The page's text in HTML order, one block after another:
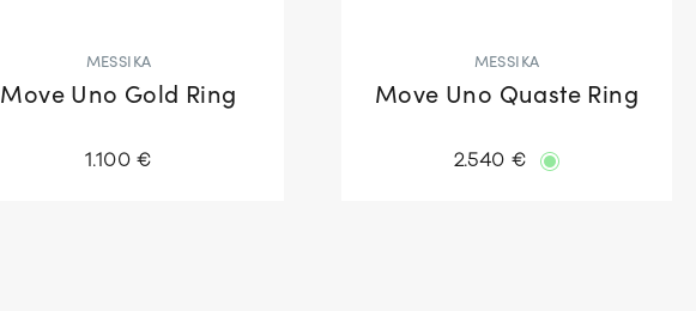
MESSIKA
Move Uno Gold Ring
1.100 €
MESSIKA
Move Uno Quaste Ring
2.540 €